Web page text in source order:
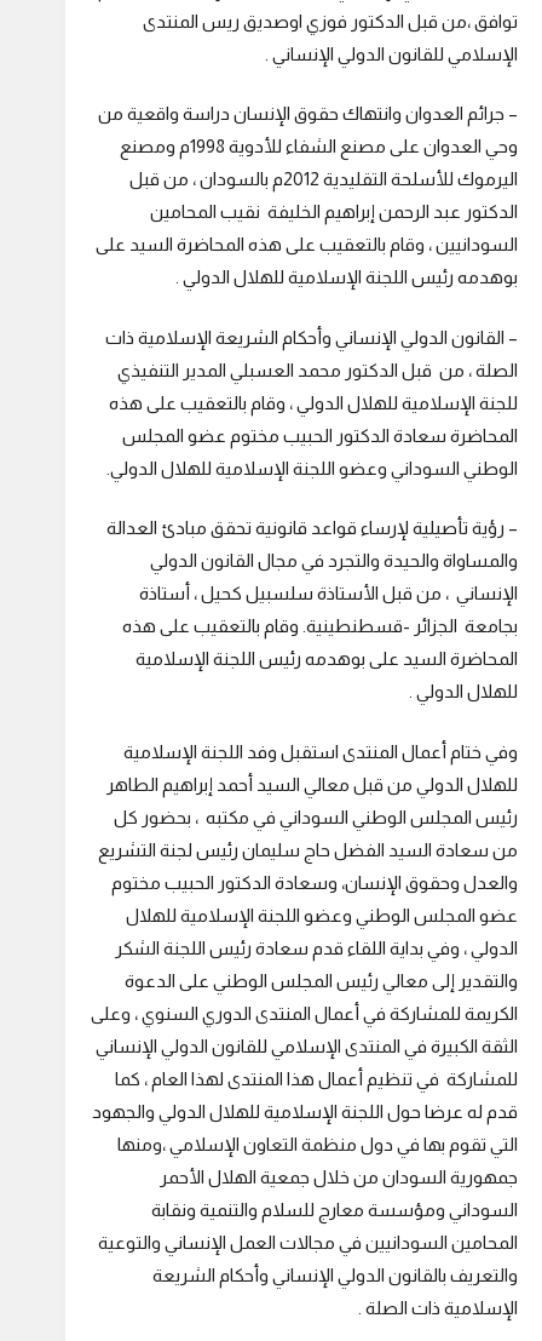
توافق ،من قبل الدكتور فوزي اوصديق ريس المنتدى
الإسلامي للقانون الدولي الإنساني .
– جرائم العدوان وانتهاك حقوق الإنسان دراسة واقعية من
وحي العدوان على مصنع الشفاء للأدوية 1998م ومصنع
اليرموك للأسلحة التقليدية 2012م بالسودان ، من قبل
الدكتور عبد الرحمن إبراهيم الخليفة نقيب المحامين
السودانيين ، وقام بالتعقيب على هذه المحاضرة السيد على
بوهدمه رئيس اللجنة الإسلامية للهلال الدولي .
– القانون الدولي الإنساني وأحكام الشريعة الإسلامية ذات
الصلة ، من قبل الدكتور محمد العسبلي المدير التنفيذي
للجنة الإسلامية للهلال الدولي ، وقام بالتعقيب على هذه
المحاضرة سعادة الدكتور الحبيب مختوم عضو المجلس
الوطني السوداني وعضو اللجنة الإسلامية للهلال الدولي.
– رؤية تأصيلية لإرساء قواعد قانونية تحقق مبادئ العدالة
والمساواة والحيدة والتجرد في مجال القانون الدولي
الإنساني ، من قبل الأستاذة سلسبيل كحيل ، أستاذة
بجامعة الجزائر -قسطنطينية. وقام بالتعقيب على هذه
المحاضرة السيد على بوهدمه رئيس اللجنة الإسلامية
للهلال الدولي .
وفي ختام أعمال المنتدى استقبل وفد اللجنة الإسلامية
للهلال الدولي من قبل معالي السيد أحمد إبراهيم الطاهر
رئيس المجلس الوطني السوداني في مكتبه ، بحضور كل
من سعادة السيد الفضل حاج سليمان رئيس لجنة التشريع
والعدل وحقوق الإنسان، وسعادة الدكتور الحبيب مختوم
عضو المجلس الوطني وعضو اللجنة الإسلامية للهلال
الدولي ، وفي بداية اللقاء قدم سعادة رئيس اللجنة الشكر
والتقدير إلى معالي رئيس المجلس الوطني على الدعوة
الكريمة للمشاركة في أعمال المنتدى الدوري السنوي ، وعلى
الثقة الكبيرة في المنتدى الإسلامي للقانون الدولي الإنساني
للمشاركة في تنظيم أعمال هذا المنتدى لهذا العام ، كما
قدم له عرضا حول اللجنة الإسلامية للهلال الدولي والجهود
التي تقوم بها في دول منظمة التعاون الإسلامي ،ومنها
جمهورية السودان من خلال جمعية الهلال الأحمر
السوداني ومؤسسة معارج للسلام والتنمية ونقابة
المحامين السودانيين في مجالات العمل الإنساني والتوعية
والتعريف بالقانون الدولي الإنساني وأحكام الشريعة
الإسلامية ذات الصلة .